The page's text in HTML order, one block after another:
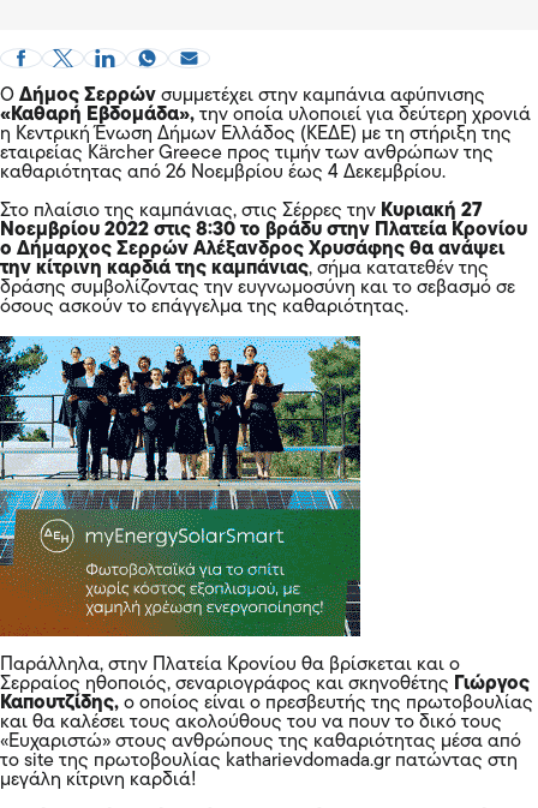
Ο Δήμος Σερρών συμμετέχει στην καμπάνια αφύπνισης
«Καθαρή Εβδομάδα», την οποία υλοποιεί για δεύτερη χρονιά
η Κεντρική Ένωση Δήμων Ελλάδος (ΚΕΔΕ) με τη στήριξη της
εταιρείας Kärcher Greece προς τιμήν των ανθρώπων της
καθαριότητας από 26 Νοεμβρίου έως 4 Δεκεμβρίου.
Στο πλαίσιο της καμπάνιας, στις Σέρρες την Κυριακή 27
Νοεμβρίου 2022 στις 8:30 το βράδυ στην Πλατεία Κρονίου
ο Δήμαρχος Σερρών Αλέξανδρος Χρυσάφης θα ανάψει
την κίτρινη καρδιά της καμπάνιας, σήμα κατατεθέν της
δράσης συμβολίζοντας την ευγνωμοσύνη και το σεβασμό σε
όσους ασκούν το επάγγελμα της καθαριότητας.
Παράλληλα, στην Πλατεία Κρονίου θα βρίσκεται και ο
Σερραίος ηθοποιός, σεναριογράφος και σκηνοθέτης Γιώργος
Καπουτζίδης, ο οποίος είναι ο πρεσβευτής της πρωτοβουλίας
και θα καλέσει τους ακολούθους του να πουν το δικό τους
«Ευχαριστώ» στους ανθρώπους της καθαριότητας μέσα από
το site της πρωτοβουλίας katharievdomada.gr πατώντας στη
μεγάλη κίτρινη καρδιά!